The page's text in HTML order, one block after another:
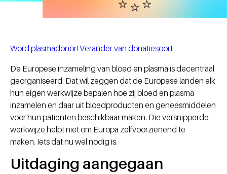
Word plasmadonor! Verander van donatiesoort
De Europese inzameling van bloed en plasma is decentraal
georganiseerd. Dat wil zeggen dat de Europese landen elk
hun eigen werkwijze bepalen hoe zij bloed en plasma
inzamelen en daar uit bloedproducten en geneesmiddelen
voor hun patiënten beschikbaar maken. Die versnipperde
werkwijze helpt niet om Europa zelfvoorzienend te
maken. Iets dat nu wel nodig is.
Uitdaging aangegaan